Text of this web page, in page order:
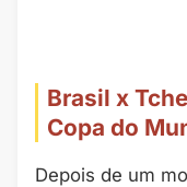
Brasil x
Copa do
Depois de um